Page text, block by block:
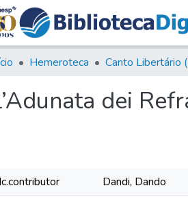
Hemeroteca
dei
Dandi, Dando